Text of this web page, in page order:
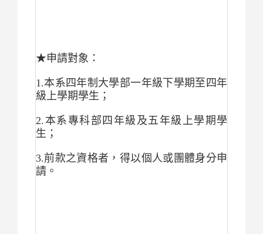
★申請對象：
1.本系四年制大學部一年級下學期至四年
級上學期學生；
2.本系專科部四年級及五年級上學期學
生；
3.前款之資格者，得以個人或團體身分申
請。